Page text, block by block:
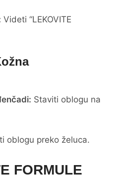
Videti “LEKOVITE
Staviti oblogu na
oblogu preko želuca.
FORMULE